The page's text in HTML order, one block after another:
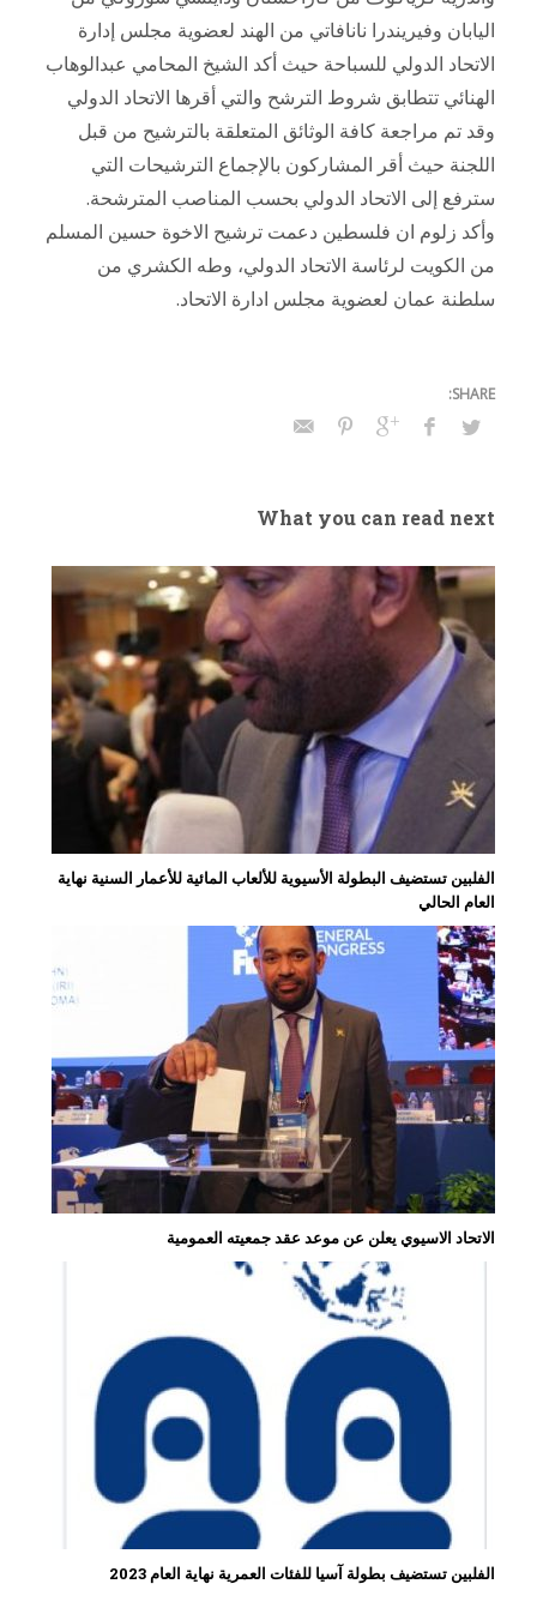
اليابان وفيريندرا نانافاتي من الهند لعضوية مجلس إدارة
الاتحاد الدولي للسباحة حيث أكد الشيخ المحامي عبدالوهاب
الهنائي تتطابق شروط الترشح والتي أقرها الاتحاد الدولي
وقد تم مراجعة كافة الوثائق المتعلقة بالترشيح من قبل
اللجنة حيث أقر المشاركون بالإجماع الترشيحات التي
سترفع إلى الاتحاد الدولي بحسب المناصب المترشحة.
وأكد زلوم ان فلسطين دعمت ترشيح الاخوة حسين المسلم
من الكويت لرئاسة الاتحاد الدولي، وطه الكشري من
سلطنة عمان لعضوية مجلس ادارة الاتحاد.
What you can read next
الفلبين تستضيف البطولة الأسيوية للألعاب المائية للأعمار السنية نهاية
العام الحالي
الاتحاد الاسيوي يعلن عن موعد عقد جمعيته العمومية
الفلبين تستضيف بطولة آسيا للفئات العمرية نهاية العام 2023